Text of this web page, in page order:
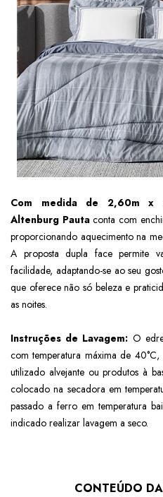
Com medida de 2,60m x
Altenburg Pautaconta com
proporcionando aquecimento na
A proposta dupla face permite
facilidade, adaptando-se ao seu
que oferece não só beleza e
as noites.
Instruções de Lavagem: O
com temperatura máxima de
utilizado alvejante ou produtos à
colocado na secadora em
passado a ferro em temperatura
indicado realizar lavagem a seco.
CONTEÚDO